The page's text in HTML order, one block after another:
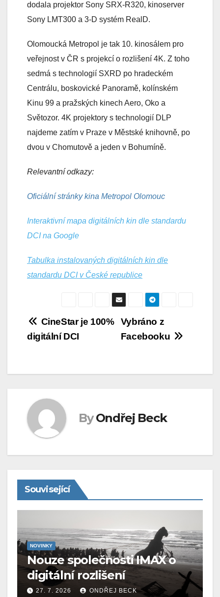
dodala projektor Sony SRX-R320, kinoserver
Sony LMT300 a 3-D systém RealD.
Olomoucká Metropol je tak 10. kinosálem pro
veřejnost v ČR s projekcí o rozlišení 4K. Z toho
sedmá s technologií SXRD po hradeckém
Centrálu, boskovické Panoramě, kolínském
Kinu 99 a pražských kinech Aero, Oko a
Světozor. 4K projektory s technologií DLP
najdeme zatím v Praze v Městské knihovně, po
dvou v Chomutově a jeden v Bohumíně.
Relevantní odkazy:
Oficiální stránky kina Metropol Olomouc
Interaktivní mapa digitálních kin dle standardu
DCI na Google
Tabulka instalovaných digitálních kin dle
standardu DCI v České republice
Navigace
pro
Vybráno z
Facebooku
CineStar je 100%
digitální DCI
By Ondřej Beck
Související
NOVINKY
Nouze společnosti IMAX o
digitální rozlišení
27. 7. 2026 ONDŘEJ BECK